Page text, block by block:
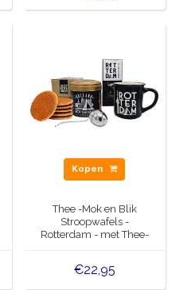
Kopen
Thee -Mok en Blik
Stroopwafels -
Rotterdam - met Thee-
€22,95